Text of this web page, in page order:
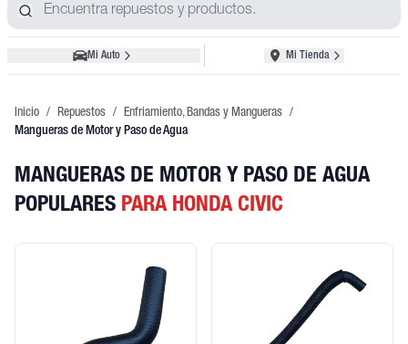
Mi Auto Mi Tienda
Inicio / Repuestos / Enfriamiento, Bandas y Mangueras /
Mangueras de Motor y Paso de Agua
MANGUERAS DE MOTOR Y PASO DE AGUA
POPULARES PARA HONDA CIVIC